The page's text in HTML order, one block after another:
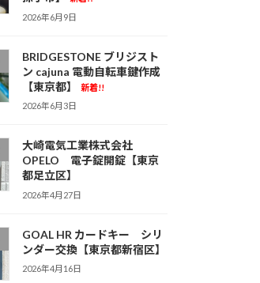
2026年6月9日
BRIDGESTONE ブリジスト
ン cajuna 電動自転車鍵作成
【東京都】
新着!!
2026年6月3日
大崎電気工業株式会社
OPELO 電子錠開錠【東京
都足立区】
2026年4月27日
GOAL HR カードキー シリ
ンダー交換【東京都新宿区】
2026年4月16日